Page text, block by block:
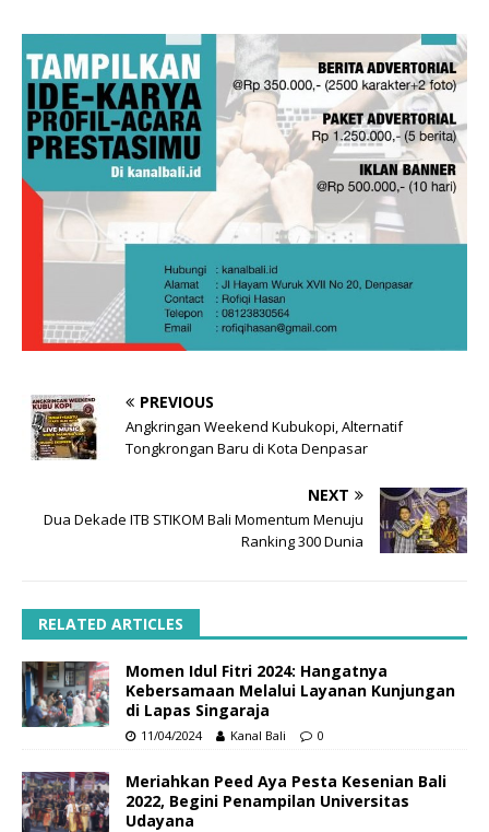
PREVIOUS
Angkringan Weekend Kubukopi, Alternatif
Tongkrongan Baru di Kota Denpasar
NEXT
Dua Dekade ITB STIKOM Bali Momentum Menuju
Ranking 300 Dunia
RELATED ARTICLES
Momen Idul Fitri 2024: Hangatnya
Kebersamaan Melalui Layanan Kunjungan
di Lapas Singaraja
11/04/2024 Kanal Bali 0
Meriahkan Peed Aya Pesta Kesenian Bali
2022, Begini Penampilan Universitas
Udayana